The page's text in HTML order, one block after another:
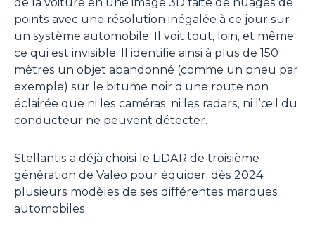
points avec une résolution inégalée à ce jour sur
un système automobile. Il voit tout, loin, et même
ce qui est invisible. Il identifie ainsi à plus de 150
mètres un objet abandonné (comme un pneu par
exemple) sur le bitume noir d’une route non
éclairée que ni les caméras, ni les radars, ni l’œil du
conducteur ne peuvent détecter.
Stellantis a déjà choisi le LiDAR de troisième
génération de Valeo pour équiper, dès 2024,
plusieurs modèles de ses différentes marques
automobiles.